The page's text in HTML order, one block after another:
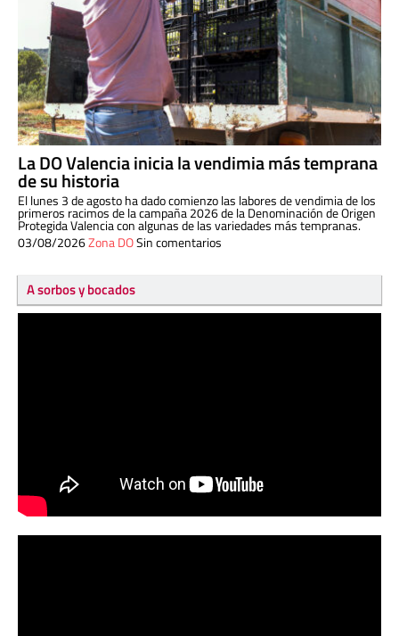
La DO Valencia inicia la vendimia más temprana
de su historia
El lunes 3 de agosto ha dado comienzo las labores de vendimia de los
primeros racimos de la campaña 2026 de la Denominación de Origen
Protegida Valencia con algunas de las variedades más tempranas.
03/08/2026Zona DOSin comentarios
A sorbos y bocados